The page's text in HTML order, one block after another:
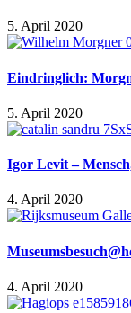
5. April 2020
Eindringlich:
5. April 2020
Igor Levit –
4. April 2020
4. April 2020